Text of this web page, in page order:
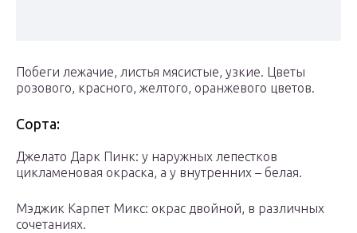
Побеги лежачие, листья мясистые, узкие. Цветы
розового, красного, желтого, оранжевого цветов.
Сорта:
Джелато Дарк Пинк: у наружных лепестков
цикламеновая окраска, а у внутренних – белая.
Мэджик Карпет Микс: окрас двойной, в различных
сочетаниях.